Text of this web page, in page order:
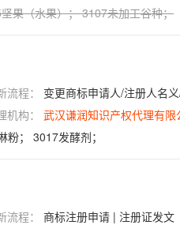
坚果（水果）； 3107未加工谷种；
流程： 变更商标申请人/注册人名义/地
机构： 武汉谦润知识产权代理有限
； 3017发酵剂；
流程： 商标注册申请 | 注册证发文